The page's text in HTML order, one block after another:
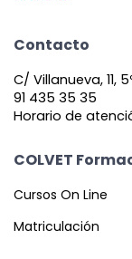
Contacto
C/ Villanueva, 11,
91 435 35 35
Horario de
COLVET
Cursos On Line
Matriculación